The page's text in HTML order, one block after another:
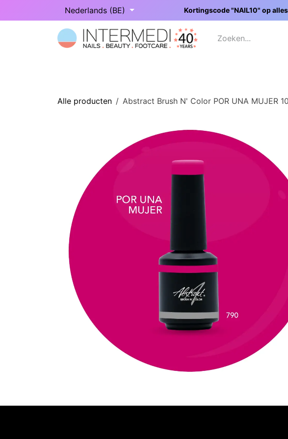
Overslaan naar inhoudNederlands (BE) Kortingscode "NAIL10" op
Alle producten Abstract Brush N' Color POR UNA MUJER